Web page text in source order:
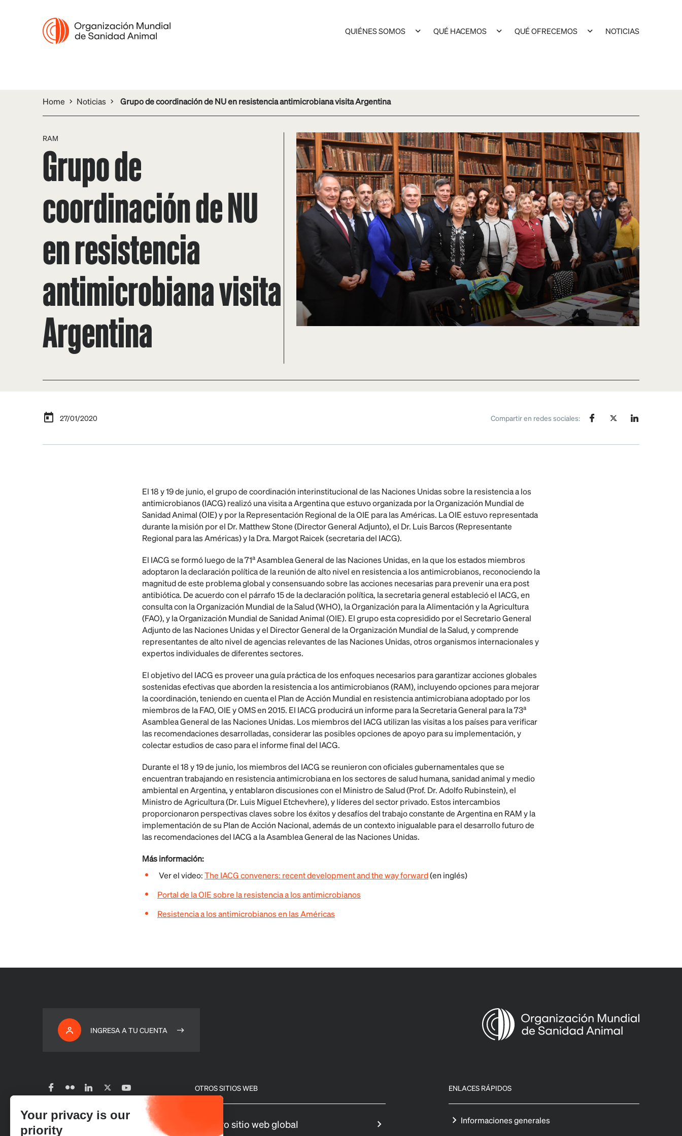
QUIÉNES SOMOS QUÉ HACEMOS QUÉ OFRECEMOS NOTICIAS
Home Noticias Grupo de coordinación de NU en resistencia antimicrobiana visita Argentina
RAM
Grupo de
coordinación de NU
en resistencia
antimicrobiana visita
Argentina
27/01/2020 Compartir en redes sociales:
El 18 y 19 de junio, el grupo de coordinación interinstitucional de las Naciones Unidas sobre la resistencia a los
antimicrobianos (IACG) realizó una visita a Argentina que estuvo organizada por la Organización Mundial de
Sanidad Animal (OIE) y por la Representación Regional de la OIE para las Américas. La OIE estuvo representada
durante la misión por el Dr. Matthew Stone (Director General Adjunto), el Dr. Luis Barcos (Representante
Regional para las Américas) y la Dra. Margot Raicek (secretaria del IACG).
El IACG se formó luego de la 71a Asamblea General de las Naciones Unidas, en la que los estados miembros
adoptaron la declaración política de la reunión de alto nivel en resistencia a los antimicrobianos, reconociendo la
magnitud de este problema global y consensuando sobre las acciones necesarias para prevenir una era post
antibiótica. De acuerdo con el párrafo 15 de la declaración política, la secretaria general estableció el IACG, en
consulta con la Organización Mundial de la Salud (WHO), la Organización para la Alimentación y la Agricultura
(FAO), y la Organización Mundial de Sanidad Animal (OIE). El grupo esta copresidido por el Secretario General
Adjunto de las Naciones Unidas y el Director General de la Organización Mundial de la Salud, y comprende
representantes de alto nivel de agencias relevantes de las Naciones Unidas, otros organismos internacionales y
expertos individuales de diferentes sectores.
El objetivo del IACG es proveer una guía práctica de los enfoques necesarios para garantizar acciones globales
sostenidas efectivas que aborden la resistencia a los antimicrobianos (RAM), incluyendo opciones para mejorar
la coordinación, teniendo en cuenta el Plan de Acción Mundial en resistencia antimicrobiana adoptado por los
miembros de la FAO, OIE y OMS en 2015. El IACG producirá un informe para la Secretaria General para la 73a
Asamblea General de las Naciones Unidas. Los miembros del IACG utilizan las visitas a los países para verificar
las recomendaciones desarrolladas, considerar las posibles opciones de apoyo para su implementación, y
colectar estudios de caso para el informe final del IACG.
Durante el 18 y 19 de junio, los miembros del IACG se reunieron con oficiales gubernamentales que se
encuentran trabajando en resistencia antimicrobiana en los sectores de salud humana, sanidad animal y medio
ambiental en Argentina, y entablaron discusiones con el Ministro de Salud (Prof. Dr. Adolfo Rubinstein), el
Ministro de Agricultura (Dr. Luis Miguel Etchevhere), y líderes del sector privado. Estos intercambios
proporcionaron perspectivas claves sobre los éxitos y desafíos del trabajo constante de Argentina en RAM y la
implementación de su Plan de Acción Nacional, además de un contexto inigualable para el desarrollo futuro de
las recomendaciones del IACG a la Asamblea General de las Naciones Unidas.
Más información:
Ver el video:The IACG conveners: recent development and the way forward(en inglés)
Portal de la OIE sobre la resistencia a los antimicrobianos
Resistencia a los antimicrobianos en las Américas
INGRESA A TU CUENTA
Suscribirse a nuestro boletín
OTROS SITIOS WEB
Nuestro sitio web global
ENLACES RÁPIDOS
Informaciones generales
Your privacy is our
priority